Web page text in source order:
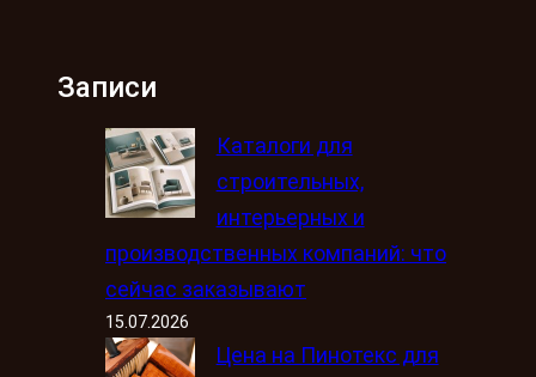
Записи
Каталоги для
строительных,
интерьерных и
производственных компаний: что
сейчас заказывают
15.07.2026
Цена на Пинотекс для